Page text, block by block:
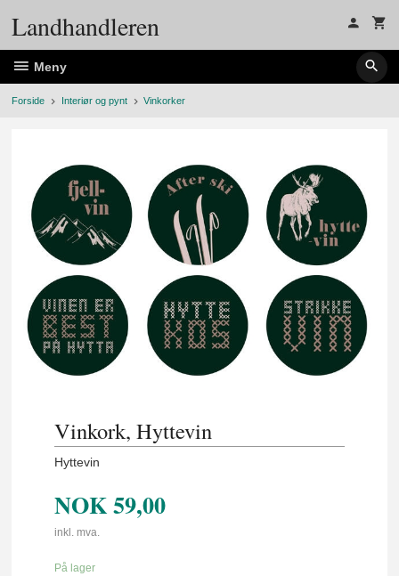
Landhandleren
Meny
Forside Interiør og pynt Vinkorker
Vinkork, Hyttevin
Hyttevin
NOK59,00
inkl. mva.
På lager